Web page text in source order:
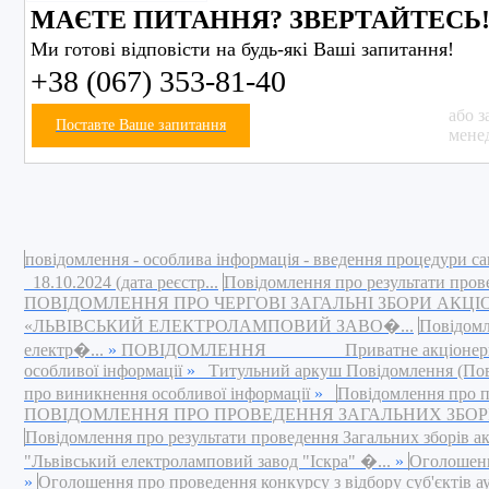
МАЄТЕ ПИТАННЯ? ЗВЕРТАЙТЕСЬ!
Ми готові відповісти на будь-які Ваші запитання!
+38 (067) 353-81-40
Поставте Ваше запитання
або
повідомлення - особлива інформація - введення процедури
18.10.2024 (дата реєстр... Повідомлення про результати
ПОВІДОМЛЕННЯ ПРО ЧЕРГОВІ ЗАГАЛЬНІ ЗБОРИ
«ЛЬВІВСЬКИЙ ЕЛЕКТРОЛАМПОВИЙ ЗАВО�...
електр�... » ПОВІДОМЛЕННЯ Приватне акціонерне
особливої інформації »
Титульний аркуш Повідомлення
про виникнення особливої інформації »
Повідомлення про
ПОВІДОМЛЕННЯ ПРО ПРОВЕДЕННЯ ЗАГАЛЬНИХ
Повідомлення про результати проведення Загальних зборів
"Львівський електроламповий завод "Іскра" �... »
» Оголошення про проведення конкурсу з відбору суб'єктів